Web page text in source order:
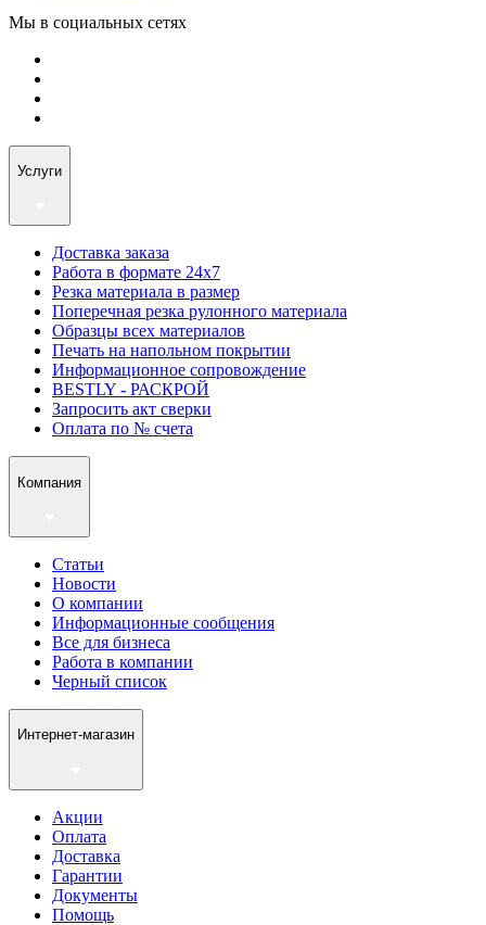
Мы в социальных сетях
Услуги
Доставка заказа
Работа в формате 24х7
Резка материала в размер
Поперечная резка рулонного материала
Образцы всех материалов
Печать на напольном покрытии
Информационное сопровождение
BESTLY - РАСКРОЙ
Запросить акт сверки
Оплата по № счета
Компания
Статьи
Новости
О компании
Информационные сообщения
Все для бизнеса
Работа в компании
Черный список
Интернет-магазин
Акции
Оплата
Доставка
Гарантии
Документы
Помощь